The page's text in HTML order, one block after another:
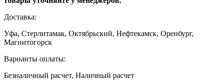
Доставка:
Уфа, Стерлитамак, Октябрьский, Нефтекамск, Оренбург,
Магнитогорск
Варианты оплаты:
Безналичный расчет, Наличный расчет